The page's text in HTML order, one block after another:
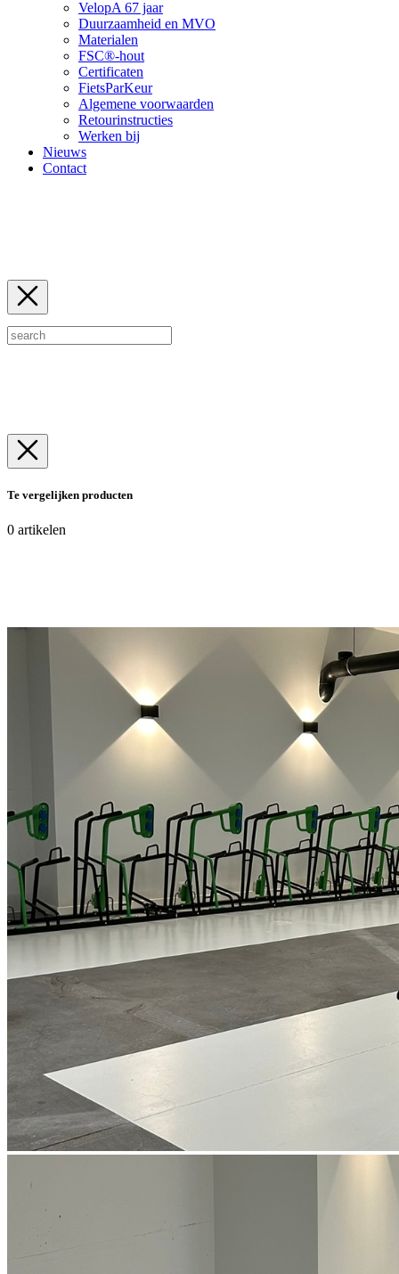
VelopA 67 jaar
Duurzaamheid en MVO
Materialen
FSC®-hout
Certificaten
FietsParKeur
Algemene voorwaarden
Retourinstructies
Werken bij
Nieuws
Contact
Te vergelijken producten
0 artikelen